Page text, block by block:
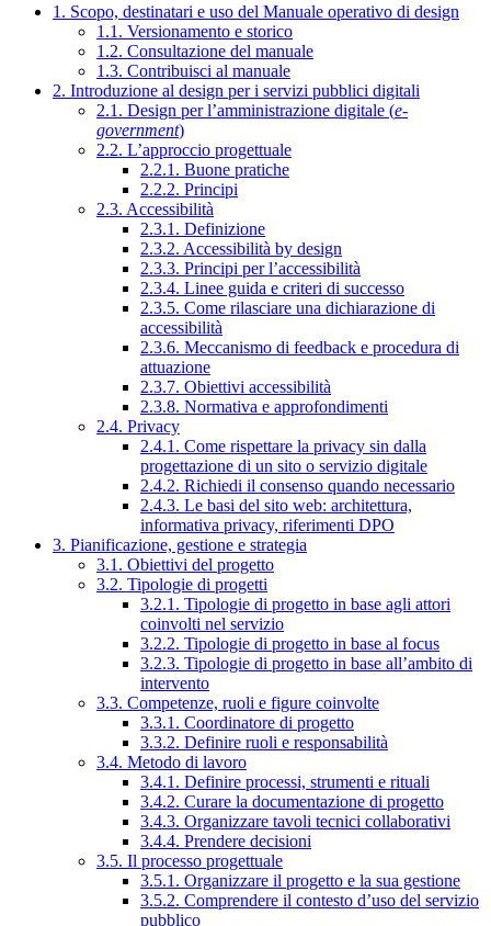
1. Scopo, destinatari e uso del Manuale operativo di design
1.1. Versionamento e storico
1.2. Consultazione del manuale
1.3. Contribuisci al manuale
2. Introduzione al design per i servizi pubblici digitali
2.1. Design per l’amministrazione digitale (e-
government)
2.2. L’approccio progettuale
2.2.1. Buone pratiche
2.2.2. Principi
2.3. Accessibilità
2.3.1. Definizione
2.3.2. Accessibilità by design
2.3.3. Principi per l’accessibilità
2.3.4. Linee guida e criteri di successo
2.3.5. Come rilasciare una dichiarazione di
accessibilità
2.3.6. Meccanismo di feedback e procedura di
attuazione
2.3.7. Obiettivi accessibilità
2.3.8. Normativa e approfondimenti
2.4. Privacy
2.4.1. Come rispettare la privacy sin dalla
progettazione di un sito o servizio digitale
2.4.2. Richiedi il consenso quando necessario
2.4.3. Le basi del sito web: architettura,
informativa privacy, riferimenti DPO
3. Pianificazione, gestione e strategia
3.1. Obiettivi del progetto
3.2. Tipologie di progetti
3.2.1. Tipologie di progetto in base agli attori
coinvolti nel servizio
3.2.2. Tipologie di progetto in base al focus
3.2.3. Tipologie di progetto in base all’ambito di
intervento
3.3. Competenze, ruoli e figure coinvolte
3.3.1. Coordinatore di progetto
3.3.2. Definire ruoli e responsabilità
3.4. Metodo di lavoro
3.4.1. Definire processi, strumenti e rituali
3.4.2. Curare la documentazione di progetto
3.4.3. Organizzare tavoli tecnici collaborativi
3.4.4. Prendere decisioni
3.5. Il processo progettuale
3.5.1. Organizzare il progetto e la sua gestione
3.5.2. Comprendere il contesto d’uso del servizio
pubblico